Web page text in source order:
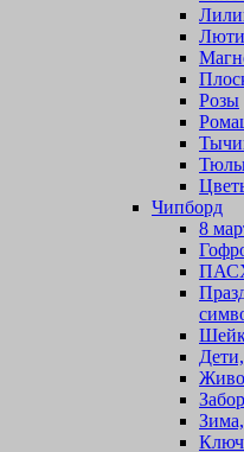
Розы
Чипборд
8